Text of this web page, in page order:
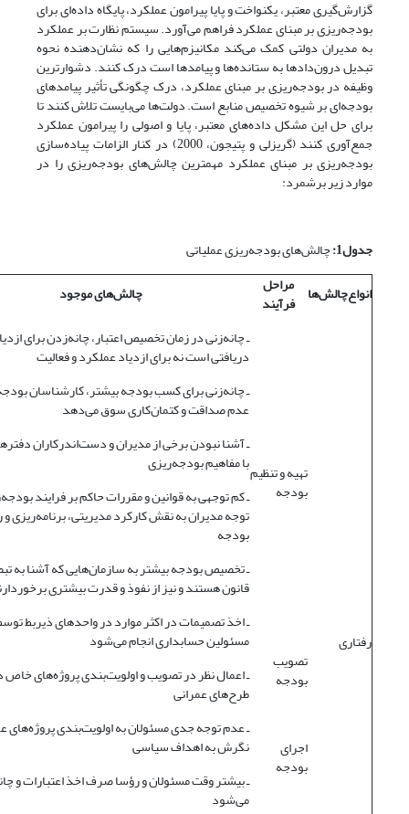
گزارش‌گیری معتبر، یکنواخت و پایا پیرامون عملکرد، پایگاه داده‌ای برای
بودجه‌ریزی بر مبنای عملکرد فراهم می‌آورد. سیستم نظارت بر عملکرد
به مدیران دولتی کمک می‌کند مکانیزم‌هایی را که نشان‌دهنده نحوه
تبدیل درون‌دادها به ستانده‌ها و پیامدها است درک کنند. دشوارترین
وظیفه در بودجه‌ریزی بر مبنای عملکرد، درک چگونگی تأثیر پیامدهای
بودجه‌ای بر شیوه تخصیص منابع است. دولت‌ها می‌بایست تلاش کنند تا
برای حل این مشکل داده‌های معتبر، پایا و اصولی را پیرامون عملکرد
جمع‌آوری کنند (گریزلی و پتیجون، 2000) در کنار الزامات پیاده‌سازی
بودجه‌ریزی بر مبنای عملکرد مهمترین چالش‌های بودجه‌ریزی را در
موارد زیر برشمرد:
جدول1: چالش‌های بودجه‌ریزی عملیاتی
انواع‌چالش‌ها مراحل
فرآیند چالش‌های موجود
رفتاری
تهیه و تنظیم
بودجه
تصویب
بودجه
اجرای
بودجه
ـ چانه‌زنی در زمان تخصیص اعتبار، چانه‌زدن برای
دریافتی است نه برای ازدیاد عملکرد و فعالیت
ـ چانه‌زنی برای کسب بودجه بیشتر، کارشناسان
عدم صداقت و کتمان‌کاری سوق می‌دهد
ـ آشنا نبودن برخی از مدیران و دست‌اندرکاران
با مفاهیم بودجه‌ریزی
ـ کم توجهی به قوانین و مقررات حاکم بر فرایند
توجه مدیران به نقش کارکرد مدیریتی، برنامه‌ریزی
بودجه
ـ تخصیص بودجه بیشتر به سازمان‌هایی که آشنا به
قانون هستند و نیز از نفوذ و قدرت بیشتری
ـ اخذ تصمیمات در اکثر موارد در واحدهای ذیربط
مسئولین حسابداری انجام می‌شود
ـ اعمال نظر در تصویب و اولویت‌بندی پروژه‌های خاص
طرح‌های عمرانی
ـ عدم توجه جدی مسئولان به اولویت‌بندی پروژه‌های
نگرش به اهداف سیاسی
ـ بیشتر وقت مسئولان و رؤسا صرف اخذ اعتبارات و
می‌شود